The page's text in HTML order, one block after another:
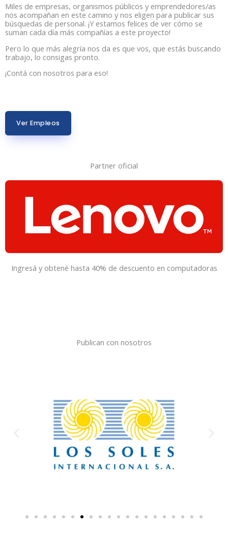
Miles de empresas, organismos públicos y emprendedores/as
nos acompañan en este camino y nos eligen para publicar sus
búsquedas de personal. ¡Y estamos felices de ver cómo se
suman cada día más compañías a este proyecto!
Pero lo que más alegría nos da es que vos, que estás buscando
trabajo, lo consigas pronto.
¡Contá con nosotros para eso!
Ver Empleos
Partner oficial
Ingresá y obtené hasta 40% de descuento en computadoras
Publican con nosotros